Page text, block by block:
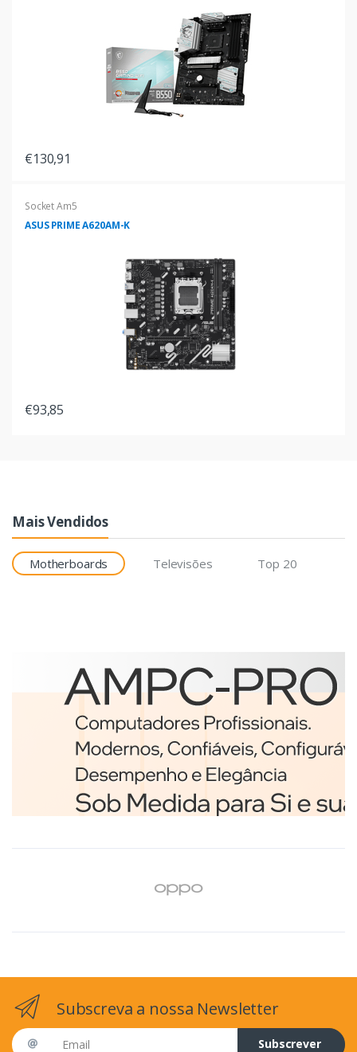
€130,91
Socket Am5
ASUS PRIME A620AM-K
€93,85
Mais Vendidos
Motherboards Televisões Top 20
Etiquetas
Brother BCS-1J074102-121
etiqueta para impressão
Branco
€98,75
Subscreva a nossa Newsletter
Email address
Subscrever